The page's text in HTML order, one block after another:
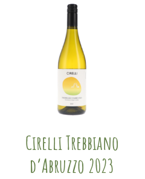
Cirelli Trebbiano
d’Abruzzo 2023